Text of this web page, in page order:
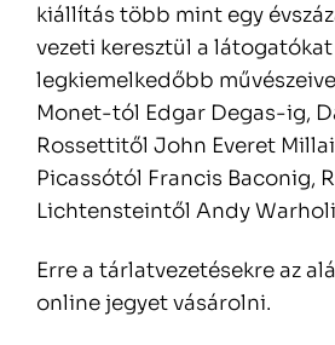
kiállítás több mint egy
vezeti keresztül a látogatókat
legkiemelkedőbb
Monet-tól Edgar Degas-ig,
Rossettitől John Everet
Picassótól Francis Baconig,
Lichtensteintől Andy
Erre a tárlatvezetésekre az
online jegyet vásárolni.